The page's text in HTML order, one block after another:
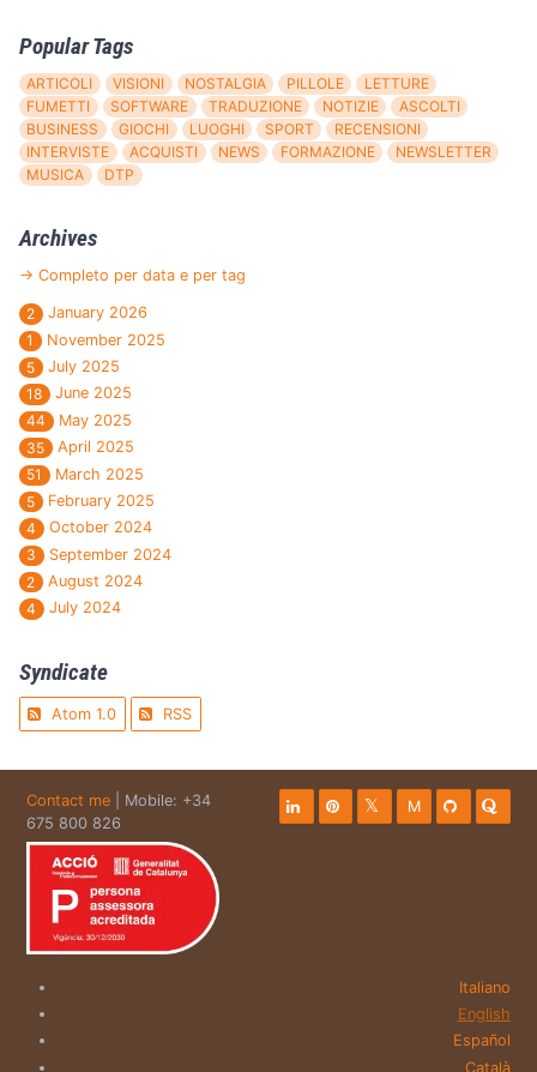
Popular Tags
ARTICOLI VISIONI NOSTALGIA PILLOLE
LETTURE
FUMETTI
SOFTWARE TRADUZIONE NOTIZIE
ASCOLTI
BUSINESS
GIOCHI LUOGHI SPORT
RECENSIONI
INTERVISTE
ACQUISTI NEWS FORMAZIONE
NEWSLETTER
MUSICA
DTP
Archives
→ Completo per data e per tag
2
January 2026
1
November 2025
5
July 2025
18
June 2025
44
May 2025
35
April 2025
51
March 2025
5
February 2025
4
October 2024
3
September 2024
2
August 2024
4
July 2024
Syndicate
Atom 1.0 RSS
Contact me | Mobile: +34
675 800 826
M
Italiano
English
Español
Català